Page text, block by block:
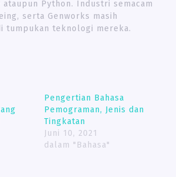
ataupun Python. Industri semacam
serta Genworks masih
tumpukan teknologi mereka.
Pengertian Bahasa
Pemograman, Jenis dan
Tingkatan
Juni 10, 2021
dalam "Bahasa"